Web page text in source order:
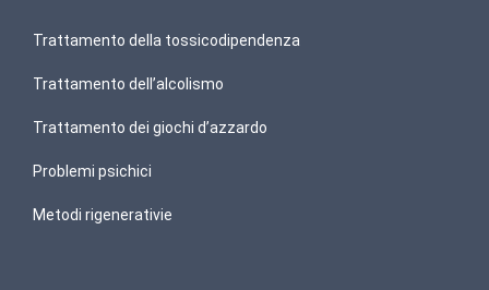
Trattamento della tossicodipendenza
Trattamento dell’alcolismo
Trattamento dei giochi d’azzardo
Problemi psichici
Metodi rigenerativie